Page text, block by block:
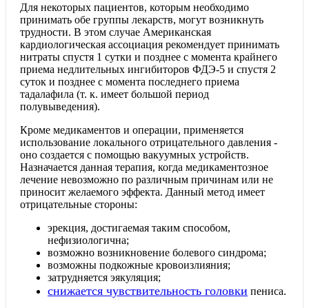
Для некоторых пациентов, которым необходимо
принимать обе группы лекарств, могут возникнуть
трудности. В этом случае Американская
кардиологическая ассоциация рекомендует принимать
нитраты спустя 1 сутки и позднее с момента крайнего
приема недлительных ингибиторов ФДЭ-5 и спустя 2
суток и позднее с момента последнего приема
тадалафила (т. к. имеет большой период
полувыведения).
Кроме медикаментов и операции, применяется
использование локального отрицательного давления -
оно создается с помощью вакуумных устройств.
Назначается данная терапия, когда медикаментозное
лечение невозможно по различным причинам или не
приносит желаемого эффекта. Данный метод имеет
отрицательные стороны:
эрекция, достигаемая таким способом,
нефизиологична;
возможно возникновение болевого синдрома;
возможны подкожные кровоизлияния;
затрудняется эякуляция;
снижается чувствительность головки пениса.